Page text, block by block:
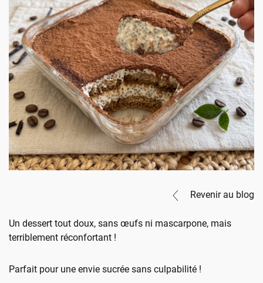
Revenir au blog
Un dessert tout doux, sans œufs ni mascarpone, mais
terriblement réconfortant !
Parfait pour une envie sucrée sans culpabilité !